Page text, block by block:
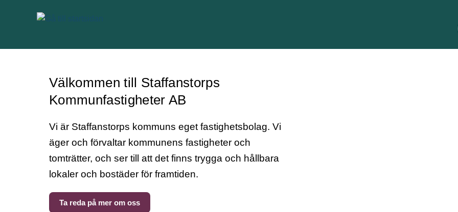
till innehåll
Välkommen till Staffanstorps
Kommunfastigheter AB
Vi är Staffanstorps kommuns eget fastighetsbolag. Vi
äger och förvaltar kommunens fastigheter och
tomträtter, och ser till att det finns trygga och hållbara
lokaler och bostäder för framtiden.
Ta reda på mer om oss